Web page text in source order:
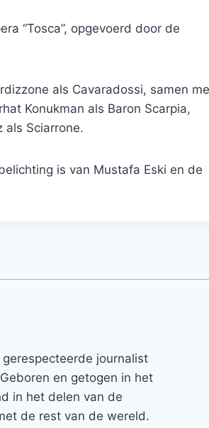
“Tosca”, opgevoerd door de
als Cavaradossi, samen
Konukman als Baron Scarpia,
als Sciarrone.
is van Mustafa Eski en de
journalist
en getogen in het
in het delen van de
de rest van de wereld.